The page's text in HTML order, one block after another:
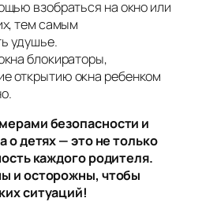
взобраться на окно или
тем самым
удушье.
блокираторы,
открытию окна ребенком
безопасности и
о детях — это не только
каждого родителя.
и осторожны, чтобы
ситуаций!